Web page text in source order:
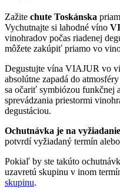
Zažite chute Toskánska
Vychutnajte si lahodné víno
vinohradov počas riadenej
môžete zakúpiť priamo vo
Degustujte vína VIAJUR vo
absolútne zapadá do
sa očariť symbiózou funkčnej
sprevádzania priestormi
degustáciou.
Ochutnávka je na vyžiadanie
potvrdí vyžiadaný termín
Pokiaľ by ste takúto
uzavretú skupinu v inom
skupinu.